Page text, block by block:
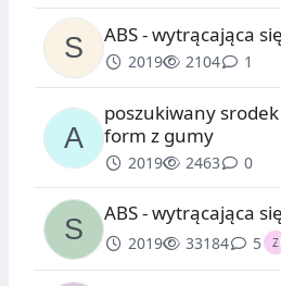
ABS - wytrącająca
2019 2104 1
poszukiwany
form z gumy
2019 2463 0
ABS - wytrącająca
2019 33184 5